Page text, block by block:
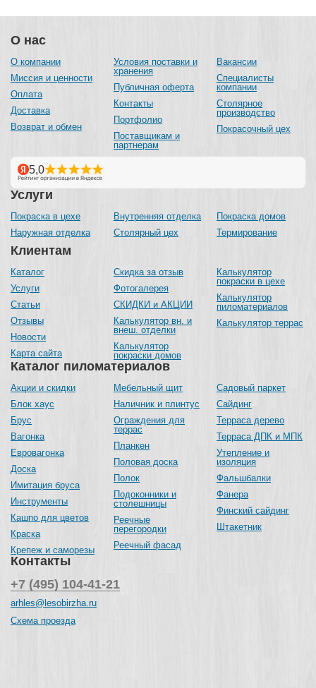
О нас
О компании
Миссия и ценности
Оплата
Доставка
Возврат и обмен
Условия поставки и
хранения
Публичная оферта
Контакты
Портфолио
Поставщикам и
партнерам
Вакансии
Специалисты
компании
Столярное
производство
Покрасочный цех
Каталог пиломатериалов
Акции и скидки
Блок хаус
Брус
Вагонка
Евровагонка
Доска
Имитация бруса
Инструменты
Кашпо для цветов
Краска
Крепеж и саморезы
Мебельный щит
Наличник и плинтус
Ограждения для
террас
Планкен
Половая доска
Полок
Подоконники и
столешницы
Реечные
перегородки
Реечный фасад
Садовый паркет
Сайдинг
Терраса дерево
Терраса ДПК и МПК
Утепление и
изоляция
Фальшбалки
Фанера
Финский сайдинг
Штакетник
Услуги
Покраска в цехе
Наружная отделка
Внутренняя отделка
Столярный цех
Покраска домов
Термирование
Клиентам
Каталог
Услуги
Статьи
Отзывы
Новости
Карта сайта
Скидка за отзыв
Фотогалерея
СКИДКИ и АКЦИИ
Калькулятор вн. и
внеш. отделки
Калькулятор
покраски домов
Калькулятор
покраски в цехе
Калькулятор
пиломатериалов
Калькулятор террас
Контакты
+7 (495) 104-41-21
arhles@lesobirzha.ru
Схема проезда